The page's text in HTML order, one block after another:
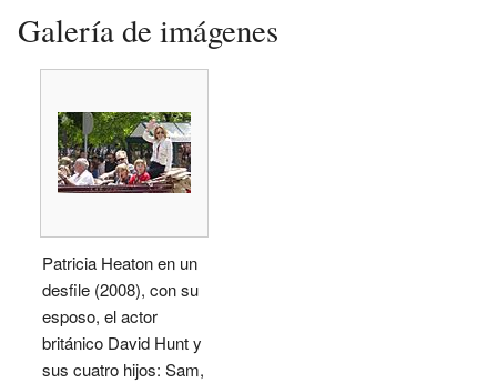
Galería de imágenes
Patricia Heaton en un
desfile (2008), con su
esposo, el actor
británico David Hunt y
sus cuatro hijos: Sam,